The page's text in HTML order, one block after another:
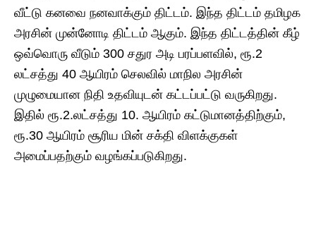
வீட்டு கனவை நனவாக்கும் திட்டம். இந்த திட்டம் தமிழக
அரசின் முன்னோடி திட்டம் ஆகும். இந்த திட்டத்தின் கீழ்
ஒவ்வொரு வீடும் 300 சதுர அடி பரப்பளவில், ரூ.2
லட்சத்து 40 ஆயிரம் செலவில் மாநில அரசின்
முழுமையான நிதி உதவியுடன் கட்டப்பட்டு வருகிறது.
இதில் ரூ.2.லட்சத்து 10. ஆயிரம் கட்டுமானத்திற்கும்,
ரூ.30 ஆயிரம் சூரிய மின் சக்தி விளக்குகள்
அமைப்பதற்கும் வழங்கப்படுகிறது.